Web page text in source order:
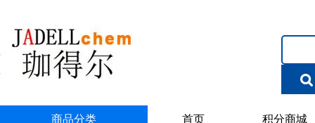
商品分类 首页 积分商城